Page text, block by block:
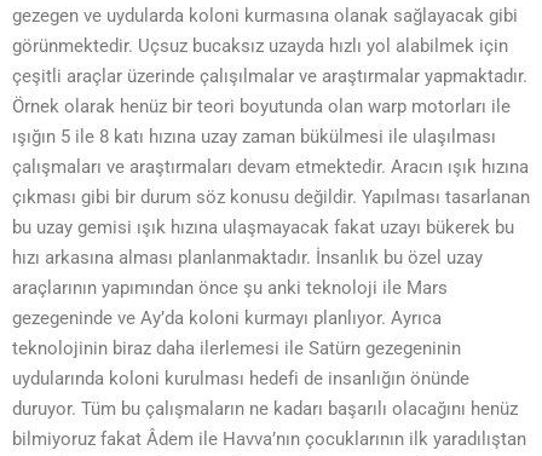
gezegen ve uydularda koloni kurmasına olanak sağlayacak gibi
görünmektedir. Uçsuz bucaksız uzayda hızlı yol alabilmek için
çeşitli araçlar üzerinde çalışılmalar ve araştırmalar yapmaktadır.
Örnek olarak henüz bir teori boyutunda olan warp motorları ile
ışığın 5 ile 8 katı hızına uzay zaman bükülmesi ile ulaşılması
çalışmaları ve araştırmaları devam etmektedir. Aracın ışık hızına
çıkması gibi bir durum söz konusu değildir. Yapılması tasarlanan
bu uzay gemisi ışık hızına ulaşmayacak fakat uzayı bükerek bu
hızı arkasına alması planlanmaktadır. İnsanlık bu özel uzay
araçlarının yapımından önce şu anki teknoloji ile Mars
gezegeninde ve Ay’da koloni kurmayı planlıyor. Ayrıca
teknolojinin biraz daha ilerlemesi ile Satürn gezegeninin
uydularında koloni kurulması hedefi de insanlığın önünde
duruyor. Tüm bu çalışmaların ne kadarı başarılı olacağını henüz
bilmiyoruz fakat Âdem ile Havva’nın çocuklarının ilk yaradılıştan